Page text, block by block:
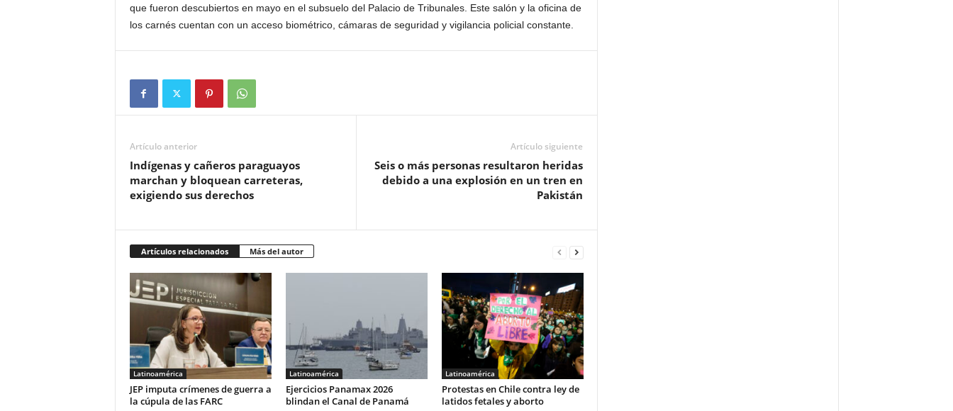
que fueron descubiertos en mayo en el subsuelo del Palacio de Tribunales. Este salón y la oficina de
los carnés cuentan con un acceso biométrico, cámaras de seguridad y vigilancia policial constante.
Artículo anterior
Indígenas y cañeros paraguayos
marchan y bloquean carreteras,
exigiendo sus derechos
Artículo siguiente
Seis o más personas resultaron heridas
debido a una explosión en un tren en
Pakistán
Artículos relacionados Más del autor
Latinoamérica
JEP imputa crímenes de guerra a
la cúpula de las FARC
Latinoamérica
Ejercicios Panamax 2026
blindan el Canal de Panamá
Latinoamérica
Protestas en Chile contra ley de
latidos fetales y aborto